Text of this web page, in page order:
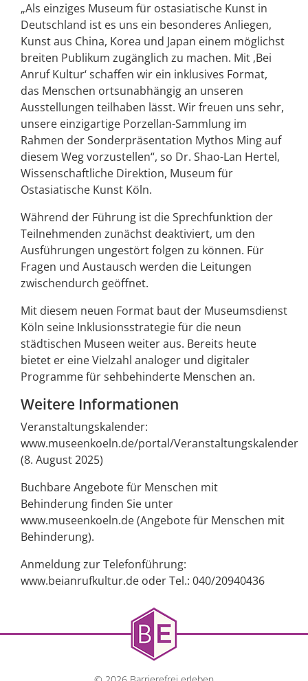
„Als einziges Museum für ostasiatische Kunst in
Deutschland ist es uns ein besonderes Anliegen,
Kunst aus China, Korea und Japan einem möglichst
breiten Publikum zugänglich zu machen. Mit ‚Bei
Anruf Kultur‘ schaffen wir ein inklusives Format,
das Menschen ortsunabhängig an unseren
Ausstellungen teilhaben lässt. Wir freuen uns sehr,
unsere einzigartige Porzellan-Sammlung im
Rahmen der Sonderpräsentation Mythos Ming auf
diesem Weg vorzustellen“, so Dr. Shao-Lan Hertel,
Wissenschaftliche Direktion, Museum für
Ostasiatische Kunst Köln.
Während der Führung ist die Sprechfunktion der
Teilnehmenden zunächst deaktiviert, um den
Ausführungen ungestört folgen zu können. Für
Fragen und Austausch werden die Leitungen
zwischendurch geöffnet.
Mit diesem neuen Format baut der Museumsdienst
Köln seine Inklusionsstrategie für die neun
städtischen Museen weiter aus. Bereits heute
bietet er eine Vielzahl analoger und digitaler
Programme für sehbehinderte Menschen an.
Weitere Informationen
Veranstaltungskalender:
www.museenkoeln.de/portal/Veranstaltungskalender
(8. August 2025)
Buchbare Angebote für Menschen mit
Behinderung finden Sie unter
www.museenkoeln.de (Angebote für Menschen mit
Behinderung).
Anmeldung zur Telefonführung:
www.beianrufkultur.de oder Tel.: 040/20940436